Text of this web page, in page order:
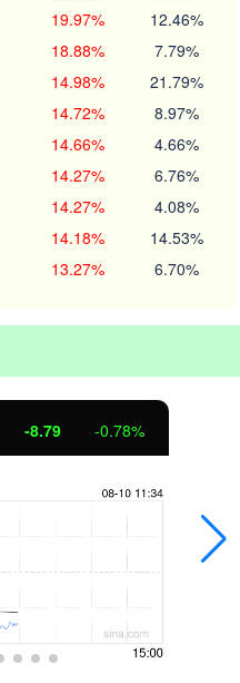
19.97% 12.46%
18.88% 7.79%
14.98% 21.79%
14.72% 8.97%
14.66% 4.66%
14.27% 6.76%
14.27% 4.08%
14.18% 14.53%
13.27% 6.70%
-8.79 -0.78%